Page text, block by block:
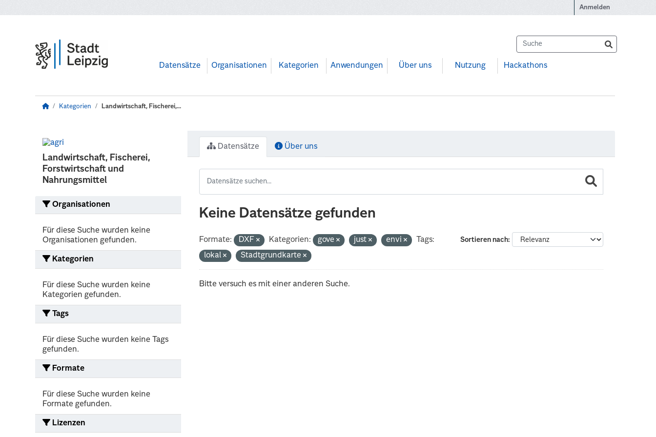
Anmelden
Datensätze Organisationen Kategorien Anwendungen Über uns Nutzung Hackathons
Kategorien Landwirtschaft, Fischerei,...
Landwirtschaft, Fischerei,
Forstwirtschaft und
Nahrungsmittel
Organisationen
Für diese Suche wurden keine
Organisationen gefunden.
Kategorien
Für diese Suche wurden keine
Kategorien gefunden.
Tags
Für diese Suche wurden keine Tags
gefunden.
Formate
Für diese Suche wurden keine
Formate gefunden.
Lizenzen
Datensätze Über uns
Keine Datensätze gefunden
Sortieren nach
Formate: DXF Kategorien: gove just envi
Tags:
lokal
Stadtgrundkarte
Bitte versuch es mit einer anderen Suche.